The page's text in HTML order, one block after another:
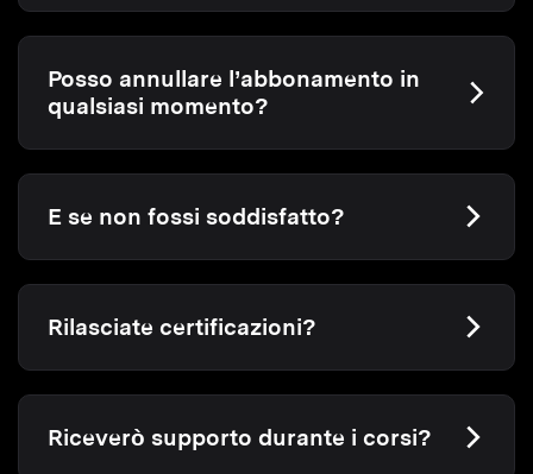
Posso annullare l’abbonamento in
qualsiasi momento?
E se non fossi soddisfatto?
Rilasciate certificazioni?
Riceverò supporto durante i corsi?